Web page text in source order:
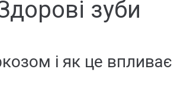
зуби
і як це впливає